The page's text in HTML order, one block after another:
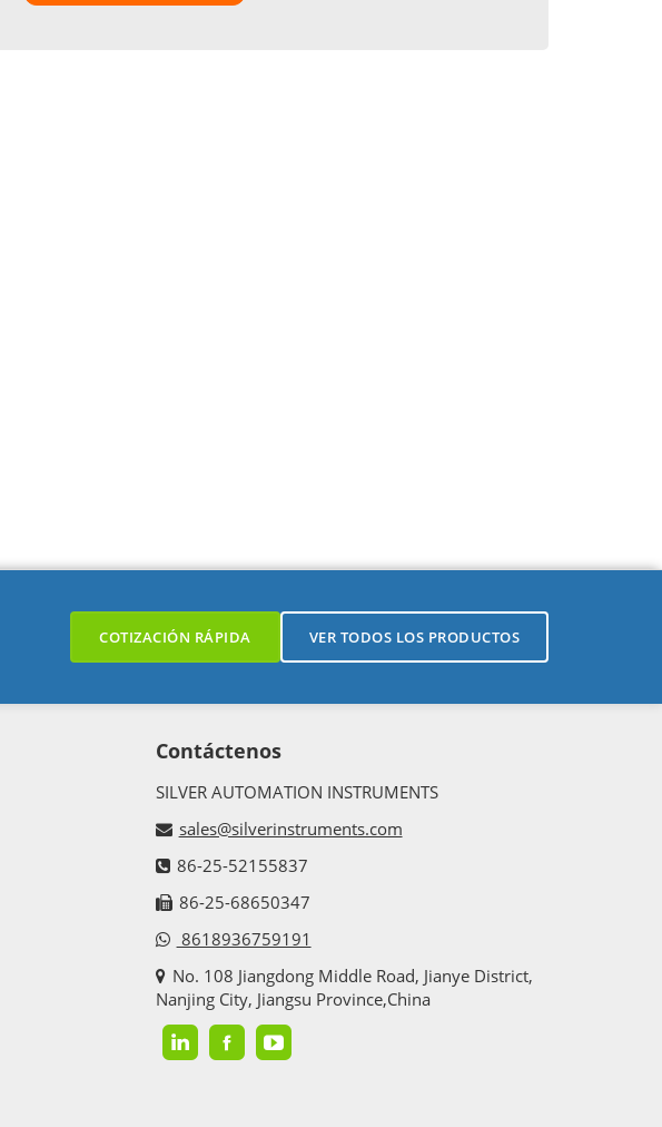
COTIZACIÓN RÁPIDA VER TODOS LOS PRODUCTOS
Contáctenos
SILVER AUTOMATION INSTRUMENTS
sales@silverinstruments.com
86-25-52155837
86-25-68650347
8618936759191
No. 108 Jiangdong Middle Road, Jianye District,
Nanjing City, Jiangsu Province,China